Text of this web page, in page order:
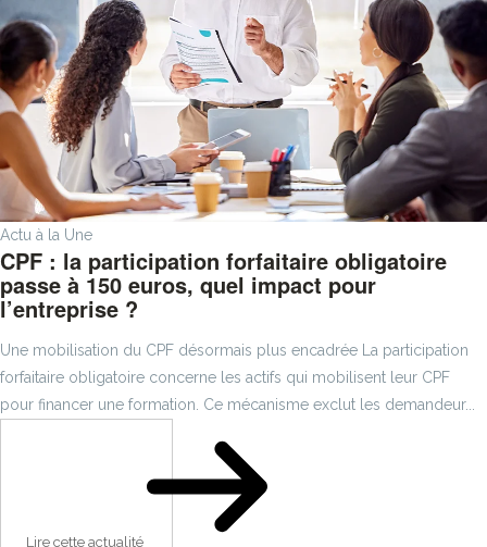
Actu à la Une
CPF : la participation forfaitaire obligatoire
passe à 150 euros, quel impact pour
l’entreprise ?
Une mobilisation du CPF désormais plus encadrée La participation
forfaitaire obligatoire concerne les actifs qui mobilisent leur CPF
pour financer une formation. Ce mécanisme exclut les demandeur...
Lire cette actualité